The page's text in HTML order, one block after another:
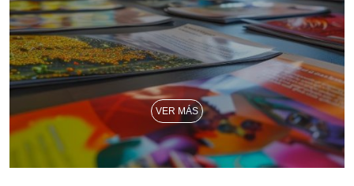
VER MÁS